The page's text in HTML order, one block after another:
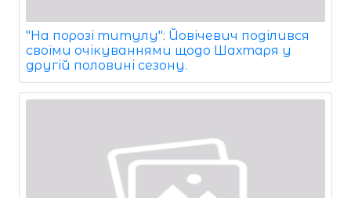
"На порозі титулу": Йовічевич поділився
своїми очікуваннями щодо Шахтаря у
другій половині сезону.